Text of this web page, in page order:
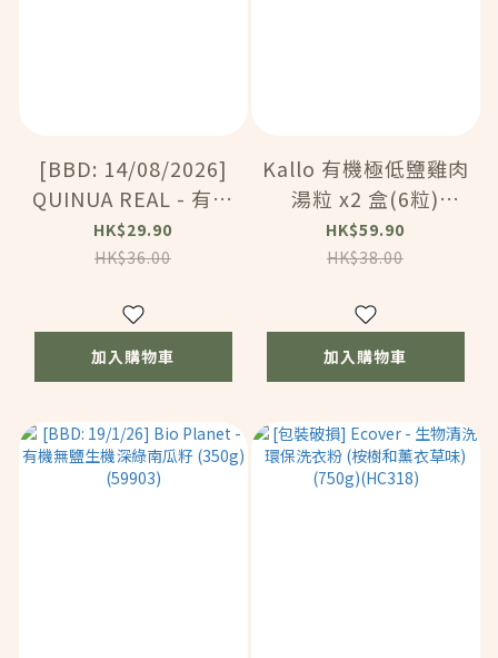
[BBD: 14/08/2026]
QUINUA REAL - 有機
高纖低升糖三色藜麥
(500g) (120601)
HK$29.90
HK$36.00
加入購物車
Kallo 有機極低鹽雞肉
湯粒 x2 盒(6粒)
(70402D)
HK$59.90
HK$38.00
加入購物車